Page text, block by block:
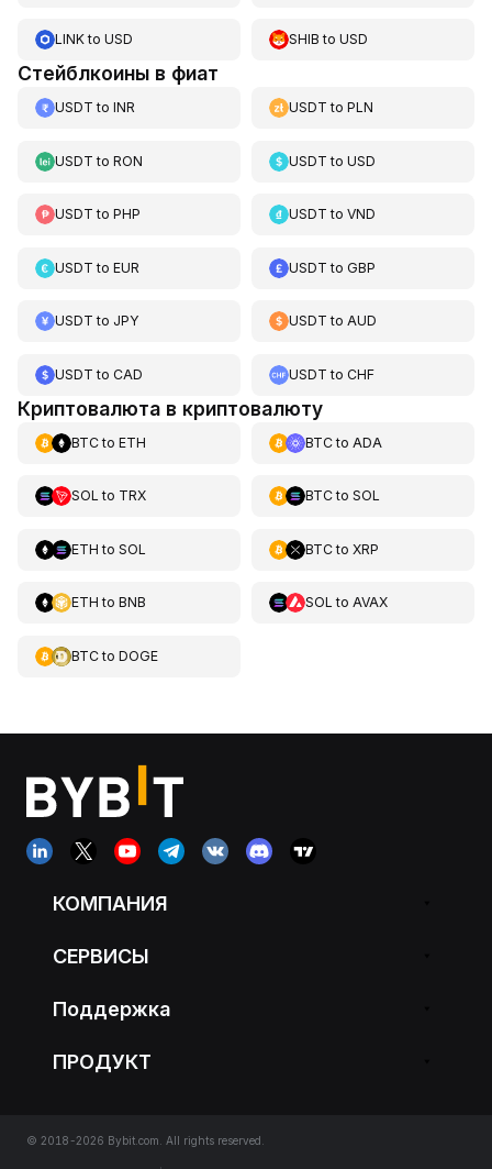
LINKto USD SHIB toUSD
Стейблкоины в фиат
USDT to INR USDT toPLN
USDT to RON USDT toUSD
USDT to PHP USDT toVND
USDT to EUR USDT toGBP
USDT to JPY USDT toAUD
USDT to CAD USDT toCHF
Криптовалюта в криптовалюту
BTCto ETH BTCto ADA
SOL to TRX BTCto SOL
ETH to SOL BTCto XRP
ETH to BNB SOL to AVAX
BTCto DOGE
КОМПАНИЯ
СЕРВИСЫ
Поддержка
ПРОДУКТ
© 2018-2026 Bybit.com. All rights reserved.